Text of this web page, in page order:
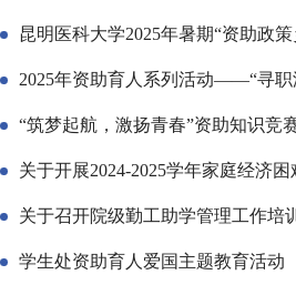
昆明医科大学2025年暑期“资助政
2025年资助育人系列活动——“寻
“筑梦起航，激扬青春”资助知识竞
关于开展2024-2025学年家庭经济
关于召开院级勤工助学管理工作培
学生处资助育人爱国主题教育活动